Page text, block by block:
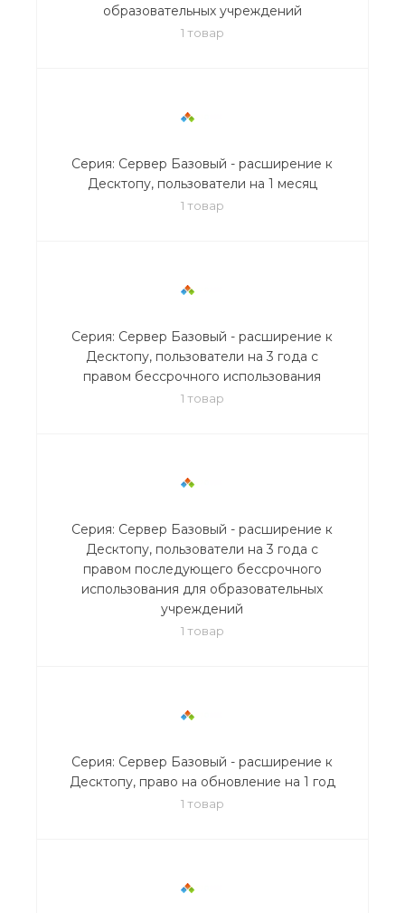
образовательных учреждений
1 товар
Серия: Сервер Базовый - расширение к
Десктопу, пользователи на 1 месяц
1 товар
Серия: Сервер Базовый - расширение к
Десктопу, пользователи на 3 года с
правом бессрочного использования
1 товар
Серия: Сервер Базовый - расширение к
Десктопу, пользователи на 3 года с
правом последующего бессрочного
использования для образовательных
учреждений
1 товар
Серия: Сервер Базовый - расширение к
Десктопу, право на обновление на 1 год
1 товар